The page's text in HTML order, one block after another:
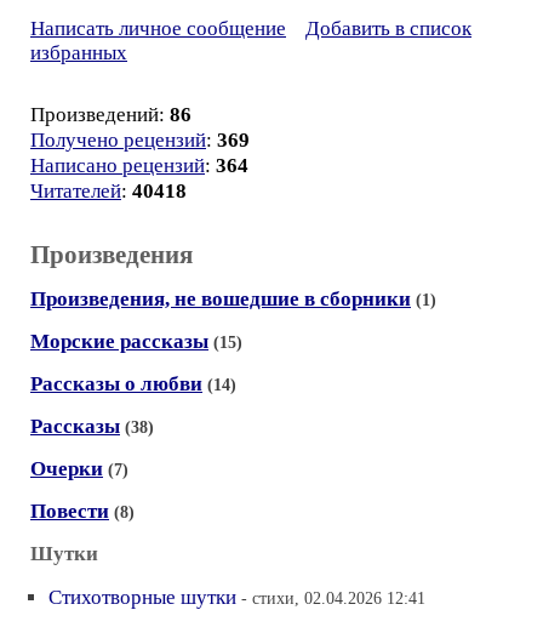
Написать личное сообщение
Добавить в список
избранных
Произведений: 86
Получено рецензий: 369
Написано рецензий: 364
Читателей: 40418
Произведения
Произведения, не вошедшие в сборники (1)
Морские рассказы (15)
Рассказы о любви (14)
Рассказы (38)
Очерки (7)
Повести (8)
Шутки
Стихотворные шутки - стихи, 02.04.2026 12:41